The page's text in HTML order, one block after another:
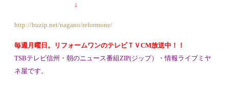
↓
http://buzip.net/nagano/reformone/
毎週月曜日。リフォームワンのテレビＴＶCM放送中！！
TSBテレビ信州・朝のニュース番組ZIP(ジップ）・情報ライブミヤ
ネ屋です。